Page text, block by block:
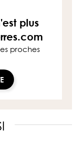
plus
proches